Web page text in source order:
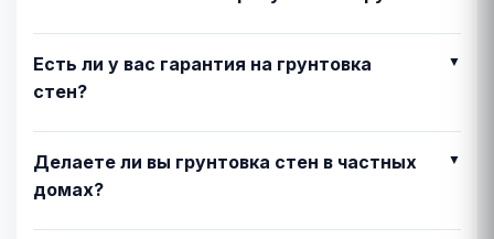
Есть ли у вас гарантия на грунтовка
стен?
Делаете ли вы грунтовка стен в частных
домах?